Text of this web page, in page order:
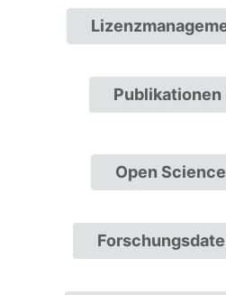
Publikationen
Open